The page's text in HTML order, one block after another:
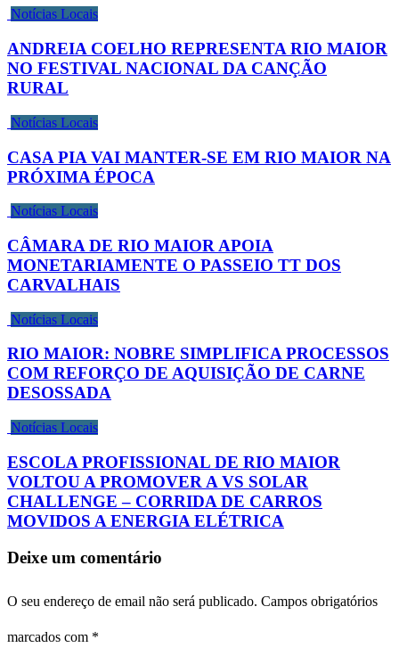
Notícias Locais
ANDREIA COELHO REPRESENTA RIO MAIOR
NO FESTIVAL NACIONAL DA CANÇÃO
RURAL
Notícias Locais
CASA PIA VAI MANTER-SE EM RIO MAIOR NA
PRÓXIMA ÉPOCA
Notícias Locais
CÂMARA DE RIO MAIOR APOIA
MONETARIAMENTE O PASSEIO TT DOS
CARVALHAIS
Notícias Locais
RIO MAIOR: NOBRE SIMPLIFICA PROCESSOS
COM REFORÇO DE AQUISIÇÃO DE CARNE
DESOSSADA
Notícias Locais
ESCOLA PROFISSIONAL DE RIO MAIOR
VOLTOU A PROMOVER A VS SOLAR
CHALLENGE – CORRIDA DE CARROS
MOVIDOS A ENERGIA ELÉTRICA
Deixe um comentário
O seu endereço de email não será publicado. Campos obrigatórios
marcados com *